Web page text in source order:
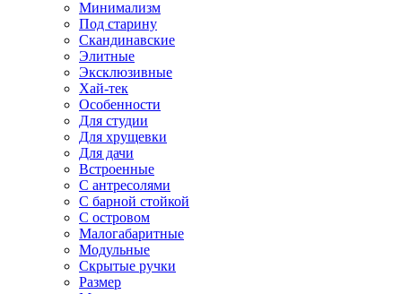
Минимализм
Под старину
Скандинавские
Элитные
Эксклюзивные
Хай-тек
Особенности
Для студии
Для хрущевки
Для дачи
Встроенные
С антресолями
С барной стойкой
С островом
Малогабаритные
Модульные
Скрытые ручки
Размер